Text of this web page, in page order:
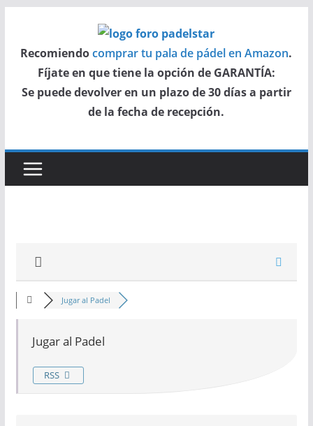
contenido
Recomiendocomprar tu pala de pádel en Amazon.
Fíjate en que tiene la opción de GARANTÍA:
Se puede devolver en un plazo de 30 días a partir
de la fecha de recepción.
Jugar al Padel
Jugar al Padel
RSS